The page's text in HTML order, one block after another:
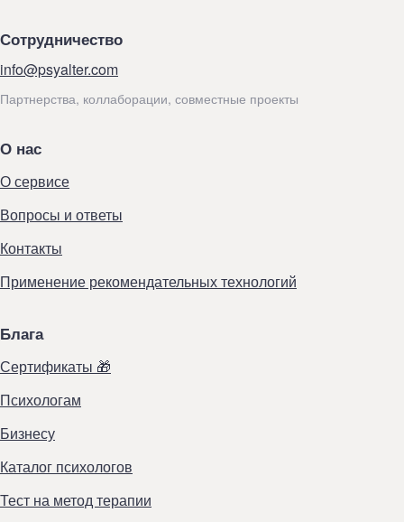
Сотрудничество
info@psyalter.com
Партнерства, коллаборации, совместные проекты
О нас
О сервисе
Вопросы и ответы
Контакты
Применение рекомендательных технологий
Блага
Сертификаты 🎁
Психологам
Бизнесу
Каталог психологов
Тест на метод терапии